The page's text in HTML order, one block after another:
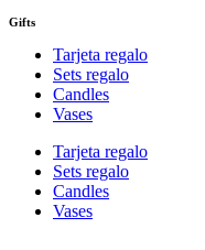
Gifts
Tarjeta regalo
Sets regalo
Candles
Vases
Tarjeta regalo
Sets regalo
Candles
Vases